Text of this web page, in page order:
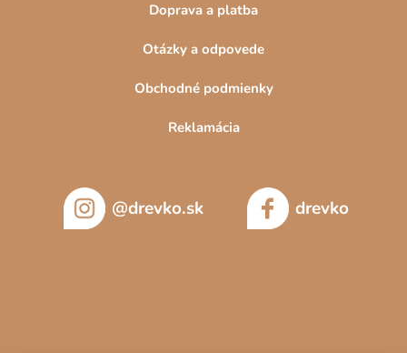
Doprava a platba
Otázky a odpovede
Obchodné podmienky
Reklamácia
@drevko.sk drevko